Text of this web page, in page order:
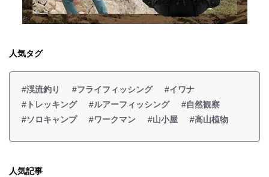
人気タグ
#渓流釣り #フライフィッシング
#イワナ
#トレッキング
#ルアーフィッシング
#自然観察
#ソロキャンプ
#ワークマン #山小屋 #高山植物
人気記事